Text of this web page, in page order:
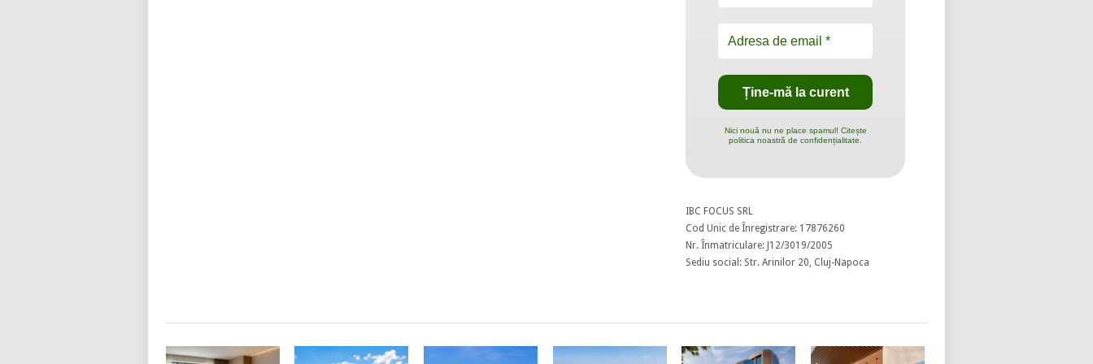
Nici nouă nu ne place spamul! Citește
politica noastră de confidențialitate.
IBC FOCUS SRL
Cod Unic de Înregistrare: 17876260
Nr. Înmatriculare: J12/3019/2005
Sediu social: Str. Arinilor 20, Cluj-Napoca